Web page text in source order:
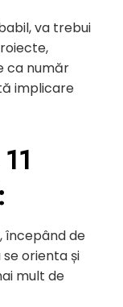
va trebui
ca număr
implicare
începând de
orienta și
mult de